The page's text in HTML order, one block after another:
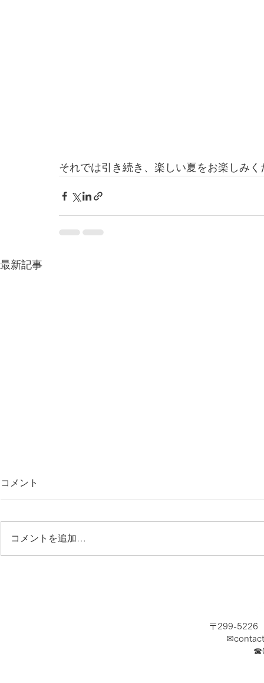
それでは引き続き、楽しい夏をお楽しみく
最新記事
コメント
コメントを追加…
〒299-5226
✉